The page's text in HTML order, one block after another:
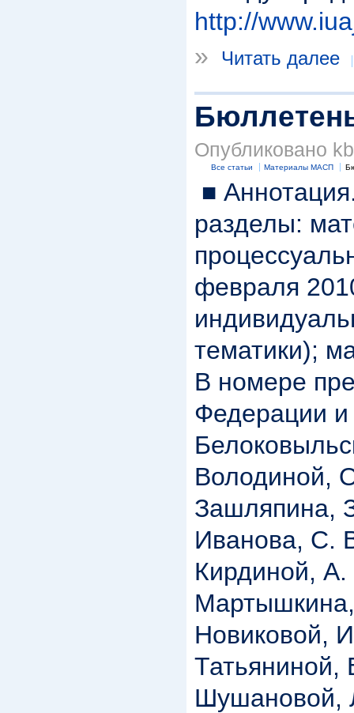
http://
»
Читать далее
Опубликовано
Все статьи Материалы МАСП
■
разделы:
февраля
тематики);
В номере
Федерации
Володиной,
Зашляпина,
Иванова, С.
Кирдиной,
Новиковой,
Шушановой,